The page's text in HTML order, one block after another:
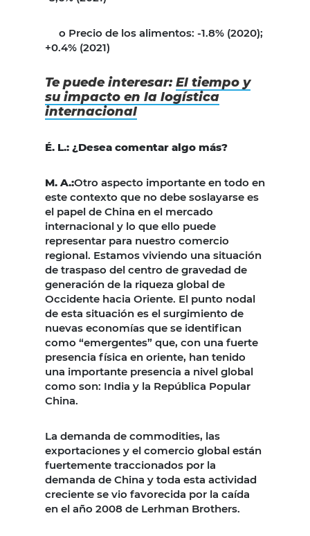
o Precio de los alimentos: -1.8% (2020);
+0.4% (2021)
Te puede interesar:El tiempo y
su impacto en la logística
internacional
É. L.: ¿Desea comentar algo más?
M. A.:Otro aspecto importante en todo en
este contexto que no debe soslayarse es
el papel de China en el mercado
internacional y lo que ello puede
representar para nuestro comercio
regional. Estamos viviendo una situación
de traspaso del centro de gravedad de
generación de la riqueza global de
Occidente hacia Oriente. El punto nodal
de esta situación es el surgimiento de
nuevas economías que se identifican
como “emergentes” que, con una fuerte
presencia física en oriente, han tenido
una importante presencia a nivel global
como son: India y la República Popular
China.
La demanda de commodities, las
exportaciones y el comercio global están
fuertemente traccionados por la
demanda de China y toda esta actividad
creciente se vio favorecida por la caída
en el año 2008 de Lerhman Brothers.